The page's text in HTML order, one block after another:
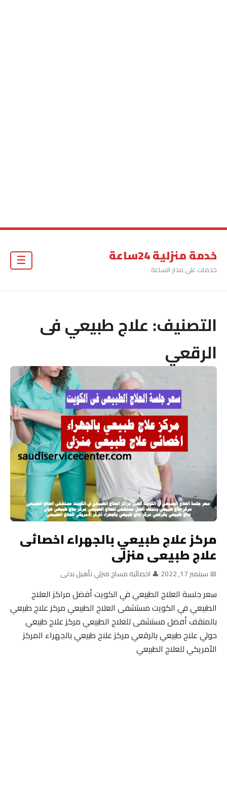
خدمة منزلية 24ساعة
خدمات على مدار الساعة
☰
التصنيف: علاج طبيعي فى
الرقعي
مركز علاج طبيعي بالجهراء اخصائى
علاج طبيعى منزلى
📅 سبتمبر 17, 2022 |👤 اخصائية مساج منزلي تأهيل بدنى
سعر جلسة العلاج الطبيعي في الكويت أفضل مراكز العلاج
الطبيعي في الكويت مستشفى العلاج الطبيعي مركز علاج طبيعي
بالمنقف أفضل مستشفى للعلاج الطبيعي مركز علاج طبيعي
حولي علاج طبيعي بالرقعي مركز علاج طبيعي بالجهراء المركز
الأمريكي للعلاج الطبيعي